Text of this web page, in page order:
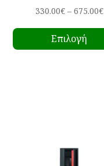
330.00€ – 675.00€
Επιλογή